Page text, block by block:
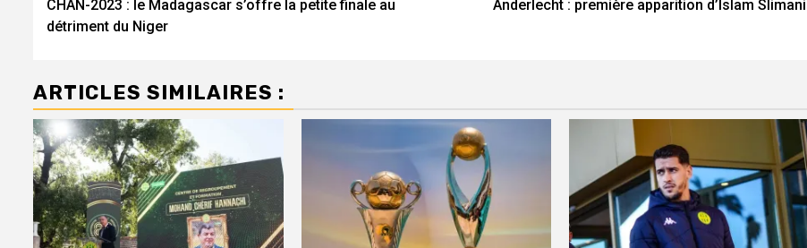
d’article
CHAN-2023 : le Madagascar s’offre la petite finale au
détriment du Niger
Anderlecht : première apparition d’Islam Slimani
ARTICLES SIMILAIRES :